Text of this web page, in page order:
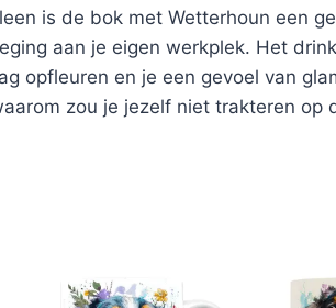
is de bok met Wetterhoun een
aan je eigen werkplek. Het
opfleuren en je een gevoel van
zou je jezelf niet trakteren op